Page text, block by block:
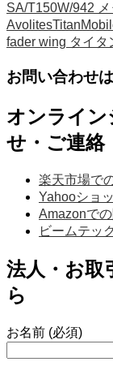
SA/T150W/942
fader wing タイタ
お問い合わせ
オンライン
せ・ご連絡
楽天市場で
Yahooショ
Amazonでの
ビームテッ
法人・お取
ら
お名前 (必須)